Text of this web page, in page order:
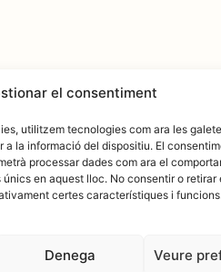
el consentiment
utilitzem tecnologies com ara les
a la informació del dispositiu. El
processar dades com ara el
en aquest lloc. No consentir o retirar
certes característiques i funcions.
Denega Veure
Amb la
Avís